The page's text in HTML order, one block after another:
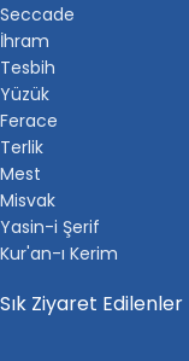
Seccade
İhram
Tesbih
Yüzük
Ferace
Terlik
Mest
Misvak
Yasin-i Şerif
Kur'an-ı Kerim
Sık Ziyaret Edilenler